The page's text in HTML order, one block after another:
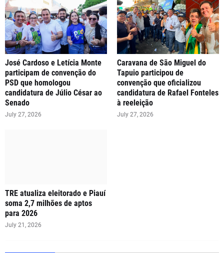
José Cardoso e Letícia Monte
participam de convenção do
PSD que homologou
candidatura de Júlio César ao
Senado
July 27, 2026
Caravana de São Miguel do
Tapuio participou de
convenção que oficializou
candidatura de Rafael Fonteles
à reeleição
July 27, 2026
TRE atualiza eleitorado e Piauí
soma 2,7 milhões de aptos
para 2026
July 21, 2026